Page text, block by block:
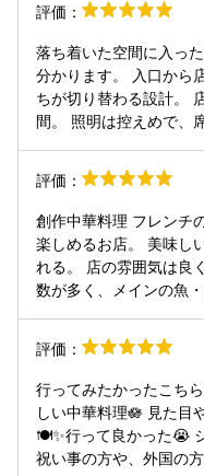
評価：
落ち着いた空間に入っ
分かります。 入口から
ちが切り替わる設計。 店内は黒を基調としたミニマルな空
間。 照明は控えめで、
は“中華の再構築”。 北
食べる楽しさまで含め
出しは上海蟹の旨味と
ーハンは肝のコクを活
アクセント。 スプーンで食べる餃子は温・冷・泡のコントラ
ストが印象的で、見た
しいのがこの店の特徴。 後半の魚・肉料理も火入れとソース
ンクも充実しており、
ビスは過不足なく自然
験としてきちんと設計されて
で終わらず、時間全体
り訪れたいと思えるお
評価：
創作中華料理 フレンチ
楽しめるお店。 美味し
れる。 店の雰囲気は良
数が多く、メインの魚
い。 記念日のディナー
評価：
行ってみたかったこち
しい中華料理🪷 見た目
🍽️✨行って良かった😭
祝い事の方や、外国の